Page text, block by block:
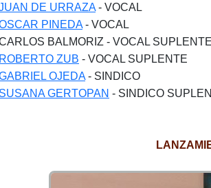
DE URRAZA- VOCAL
PINEDA- VOCAL
BALMORIZ - VOCAL SUPLENTE
ZUB - VOCAL SUPLENTE
OJEDA- SINDICO
GERTOPAN - SINDICO